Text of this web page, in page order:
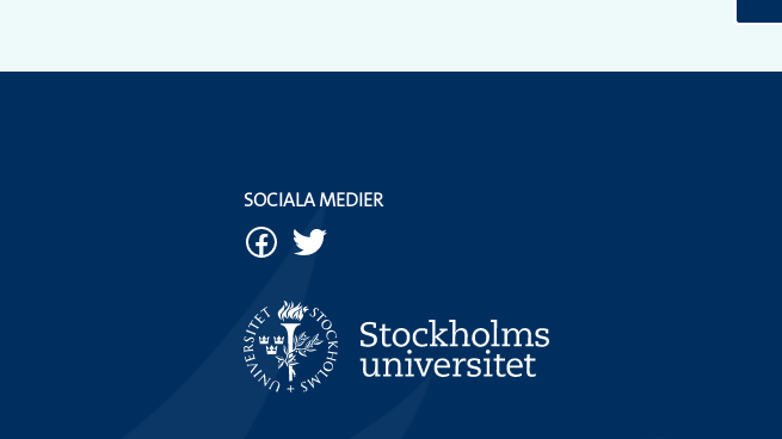
SOCIALA MEDIER